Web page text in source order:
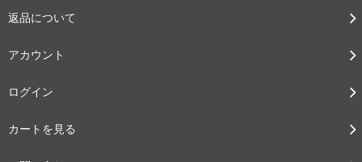
返品について
アカウント
ログイン
カートを見る